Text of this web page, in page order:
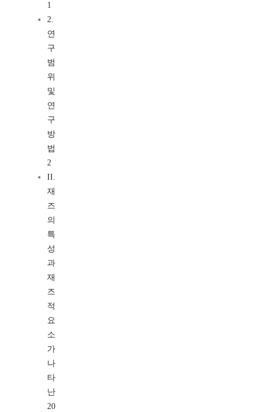
1
2.
연
구
범
위
및
연
구
방
법
2
II.
재
즈
의
특
성
과
재
즈
적
요
소
가
나
타
난
20